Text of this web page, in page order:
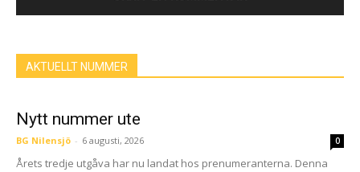
AKTUELLT NUMMER
Nytt nummer ute
BG Nilensjö - 6 augusti, 2026 0
Årets tredje utgåva har nu landat hos prenumeranterna. Denna